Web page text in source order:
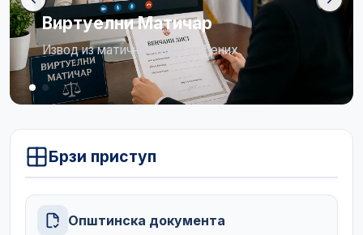
Виртуелни Матичар
Извод из матичне књиге рођених
Брзи приступ
Општинска документа